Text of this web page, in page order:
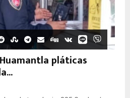
pláticas